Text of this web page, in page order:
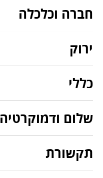
חברה וכלכלה
ירוק
כללי
שלום ודמוקרטיה
תקשורת